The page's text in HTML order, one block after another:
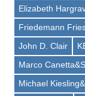
Elizabeth
Friedemann
John D. Clair
Marco
Michael